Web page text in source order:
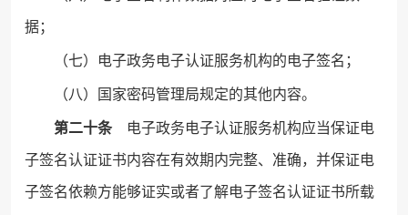
据；
（七）电子政务电子认证服务机构的电子签名；
（八）国家密码管理局规定的其他内容。
第二十条电子政务电子认证服务机构应当保证电
子签名认证证书内容在有效期内完整、准确，并保证电
子签名依赖方能够证实或者了解电子签名认证证书所载